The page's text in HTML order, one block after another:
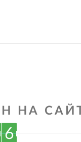
НА
6